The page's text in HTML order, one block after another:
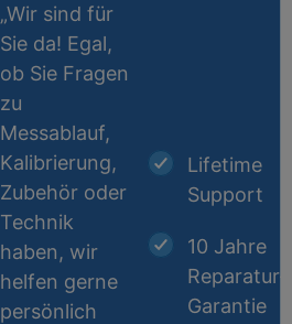
„Wir sind für
Sie da! Egal,
ob Sie Fragen
zu
Messablauf,
Kalibrierung,
Zubehör oder
Technik
haben, wir
helfen gerne
persönlich
Lifetime
Support
10 Jahre
Reparatur-
Garantie